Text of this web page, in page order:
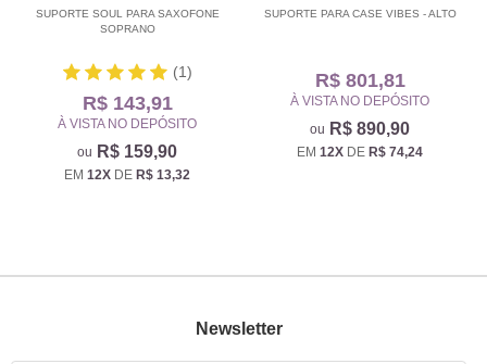
SUPORTE SOUL PARA SAXOFONE
SOPRANO
(1)
R$ 143,91
À VISTA NO DEPÓSITO
R$ 159,90
EM 12X DE R$ 13,32
SUPORTE PARA CASE VIBES - ALTO
R$ 801,81
À VISTA NO DEPÓSITO
R$ 890,90
EM 12X DE R$ 74,24
Newsletter